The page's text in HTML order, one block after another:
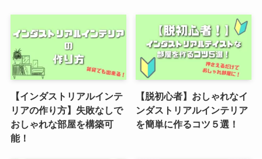
【インダストリアルインテ
リアの作り方】失敗なしで
おしゃれな部屋を構築可
能！
【脱初心者】おしゃれなイ
ンダストリアルインテリア
を簡単に作るコツ５選！